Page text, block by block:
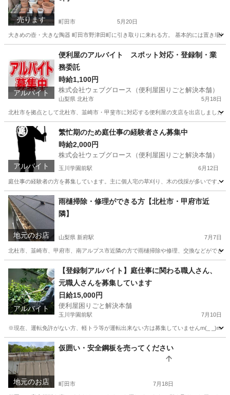
売ります 町田市 5月20日
大きめの壺・大きな陶器 町田市野津田町に引き取りに来れる方。 基本的には置き場
その他 コンクリート
アルバイト
便利屋のアルバイト スポット対応・登録制・業
務委託
時給1,100円
株式会社ウェブグロース（便利屋困りごと解決本舗）
山梨県 北杜市 5月18日
北杜市を拠点として北杜市、韮崎市・甲斐市に対応する便利屋の支店を出店しまし
山梨 北杜市 その他 スポット
アルバイト
繁忙期のため庭仕事の経験者さん募集中
時給2,000円
株式会社ウェブグロース（便利屋困りごと解決本舗）
玉川学園前駅 6月12日
庭仕事の経験者の方を募集しています。主に個人宅の草刈り、木の伐採が多いです。
東京 町田市 玉川学園前駅 その他 時給
地元のお店
雨樋掃除・修理ができる方【北杜市・甲府市近
隣】
山梨県 新府駅 7月7日
北杜市、韮崎市、甲府市、南アルプス市近隣の方で雨樋掃除や修理、交換などができ
新府駅 便利屋 外壁塗装
アルバイト
【登録制アルバイト】庭仕事に関わる職人さん、
元職人さんを募集しています
日給15,000円
便利屋困りごと解決本舗
玉川学園前駅 7月10日
※現在、運転免許がない方、軽トラ等が運転出来ない方は募集していませんm(_ _)m
東京 町田市 玉川学園前駅 その他 軽トラ
地元のお店
仮囲い・安全鋼板を売ってください
町田市 7月18日